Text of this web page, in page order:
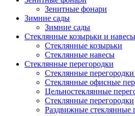
Зенитные фонари
Зимние сады
Зимние сады
Стеклянные козырьки и навесы
Стеклянные козырьки
Стеклянные навесы
Стеклянные перегородки
Стеклянные
Стеклянные офисные
Цельностеклянные
Cтеклянные перегородки
Раздвижные стеклянные